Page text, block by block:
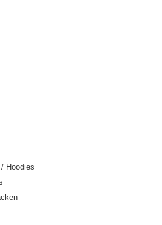
Hoodies